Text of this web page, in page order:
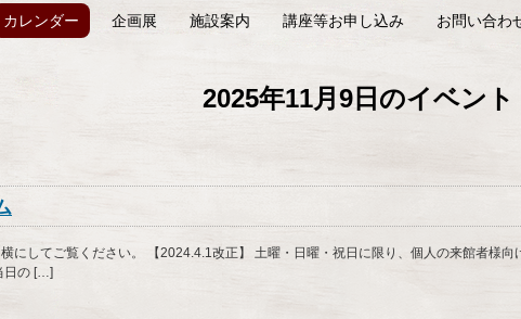
カレンダー 企画展 施設案内 講座等お申し込み お問い合わ
2025年11月9日のイベント
にしてご覧ください。 【2024.4.1改正】 土曜・日曜・祝日に限り、個人の来館者様
日の […]